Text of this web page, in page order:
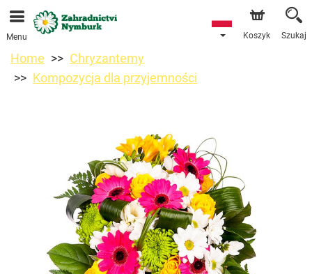
Przyjmujemy zamówienia za pośrednictwem naszego
sklepu internetowego. Najbliższy możliwy termin dostawy
to 11.08.2026 z powodu urlopu.
Menu Koszyk Szukaj
Home
Chryzantemy
Kompozycja dla przyjemności